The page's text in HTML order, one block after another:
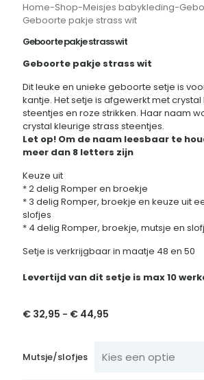
Home-Shop-Meisjes babykleding-
Geboorte pakje strass wit
Geboorte pakje strass wit
Geboorte pakje strass wit
Dit leuke en unieke geboorte setje is
kantje. Het setje is afgewerkt met
steentjes en roze strikken. Haar naam
crystal kleurige strass steentjes.
Let op! Om de naam leesbaar te
meer dan 8 letters zijn
Keuze uit
* 2 delig Romper en broekje
* 3 delig Romper, broekje en keuze uit
slofjes
* 4 delig Romper, broekje, mutsje en
Setje is verkrijgbaar in maatje 48 en 50
Levertijd van dit setje is max 10
€ 32,95 - € 44,95
€ 44,95
Mutsje/slofjes